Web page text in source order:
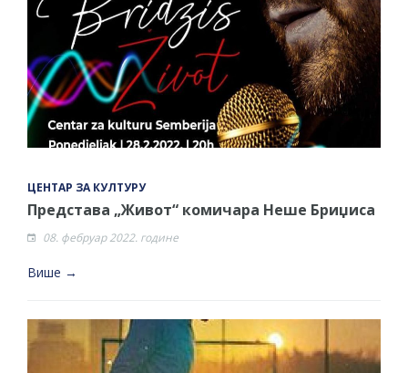
ЦЕНТАР ЗА КУЛТУРУ
Представа „Живот“ комичара Неше Бриџиса
08. фебруар 2022. године
Више →